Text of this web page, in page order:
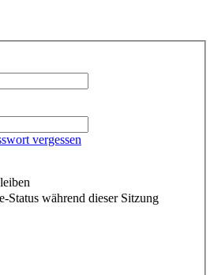
vergessen
Status während dieser Sitzung